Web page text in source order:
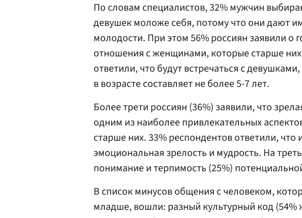
По словам специалистов, 32% мужчин
девушек моложе себя, потому что они дают
молодости. При этом 56% россиян заявили о
отношения с женщинами, которые старше
ответили, что будут встречаться с
в возрасте составляет не более 5-7 лет.
Более трети россиян (36%) заявили, что
одним из наиболее привлекательных
старше них. 33% респондентов ответили, что
эмоциональная зрелость и мудрость. На
понимание и терпимость (25%)
В список минусов общения с человеком,
младше, вошли: разный культурный код